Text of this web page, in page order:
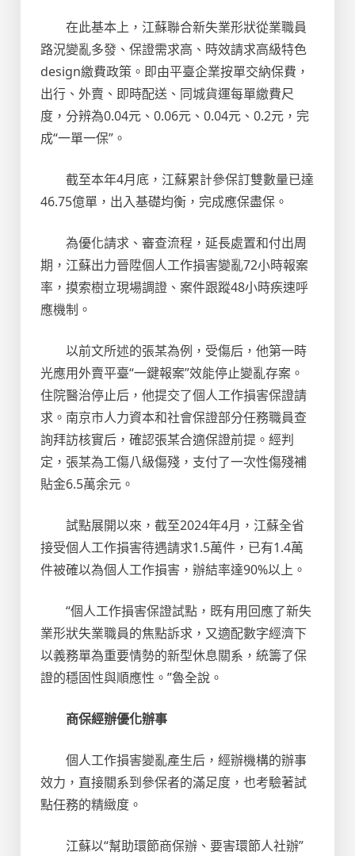
在此基本上，江蘇聯合新失業形狀從業職員
路況變亂多發、保證需求高、時效請求高級特色
design繳費政策。即由平臺企業按單交納保費，
出行、外賣、即時配送、同城貨運每單繳費尺
度，分辨為0.04元、0.06元、0.04元、0.2元，完
成“一單一保”。
截至本年4月底，江蘇累計參保訂雙數量已達
46.75億單，出入基礎均衡，完成應保盡保。
為優化請求、審查流程，延長處置和付出周
期，江蘇出力晉陞個人工作損害變亂72小時報案
率，摸索樹立現場調證、案件跟蹤48小時疾速呼
應機制。
以前文所述的張某為例，受傷后，他第一時
光應用外賣平臺“一鍵報案”效能停止變亂存案。
住院醫治停止后，他提交了個人工作損害保證請
求。南京市人力資本和社會保證部分任務職員查
詢拜訪核實后，確認張某合適保證前提。經判
定，張某為工傷八級傷殘，支付了一次性傷殘補
貼金6.5萬余元。
試點展開以來，截至2024年4月，江蘇全省
接受個人工作損害待遇請求1.5萬件，已有1.4萬
件被確以為個人工作損害，辦結率達90%以上。
“個人工作損害保證試點，既有用回應了新失
業形狀失業職員的焦點訴求，又適配數字經濟下
以義務單為重要情勢的新型休息關系，統籌了保
證的穩固性與順應性。”魯全說。
商保經辦優化辦事
個人工作損害變亂產生后，經辦機構的辦事
效力，直接關系到參保者的滿足度，也考驗著試
點任務的精緻度。
江蘇以“幫助環節商保辦、要害環節人社辦”